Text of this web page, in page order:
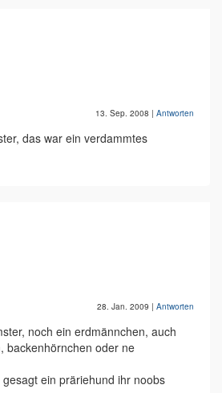
13. Sep. 2008 | Antworten
das war ein verdammtes
28. Jan. 2009 | Antworten
noch ein erdmännchen, auch
backenhörnchen oder ne
ein präriehund ihr noobs